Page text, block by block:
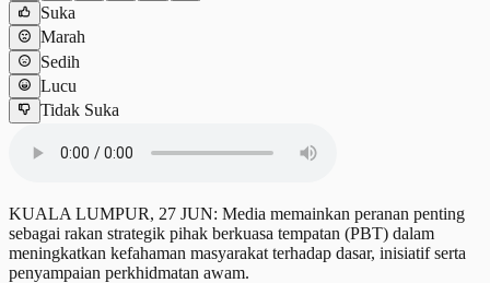
Suka
Marah
Sedih
Lucu
Tidak Suka
KUALA LUMPUR, 27 JUN: Media memainkan peranan penting
sebagai rakan strategik pihak berkuasa tempatan (PBT) dalam
meningkatkan kefahaman masyarakat terhadap dasar, inisiatif serta
penyampaian perkhidmatan awam.